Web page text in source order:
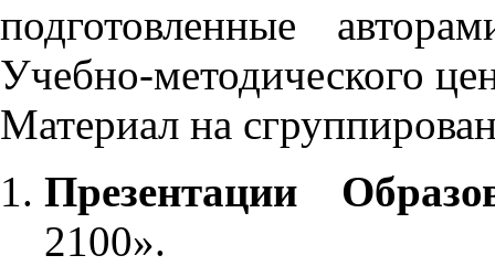
подготовленные
Учебно-методического
Материал на
Презентации
2100».